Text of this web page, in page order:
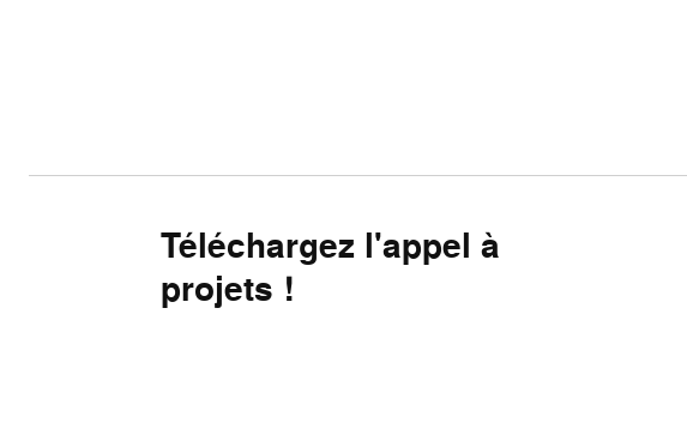
Téléchargez l'appel à
projets !